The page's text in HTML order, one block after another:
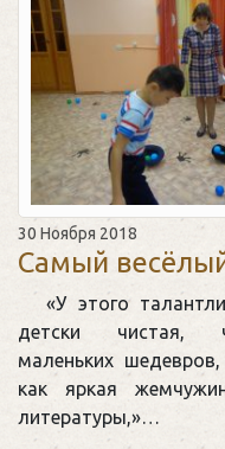
30 Ноября 2018
Самый
«У этого
детски чистая,
маленьких
как яркая
литературы,»…